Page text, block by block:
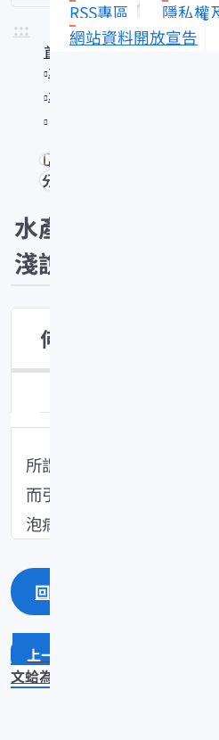
RSS專區
隱私權
網站資料開放宣告
:::
首頁
水產知識館
水產知識淺說
分享
水產知識
淺說
何謂氣泡病？如何防
所謂氣泡病就是養殖池水
而引起魚體氣體栓塞的疾
泡病，應立即注水，並加強
回上一頁
文蛤為何經常發生大量斃死現象？